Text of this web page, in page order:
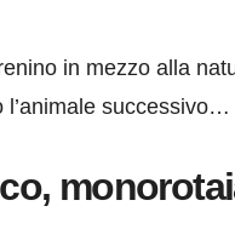
in mezzo alla
l’animale successivo…